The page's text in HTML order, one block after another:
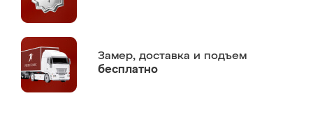
Замер, доставка и подъем
бесплатно